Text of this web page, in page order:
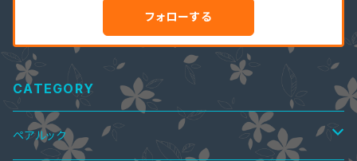
フォローする
CATEGORY
ペアルック